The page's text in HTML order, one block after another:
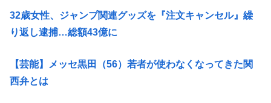
32歳女性、ジャンプ関連グッズを『注文キャンセル』繰
り返し逮捕…総額43億に
【芸能】メッセ黒田（56）若者が使わなくなってきた関
西弁とは